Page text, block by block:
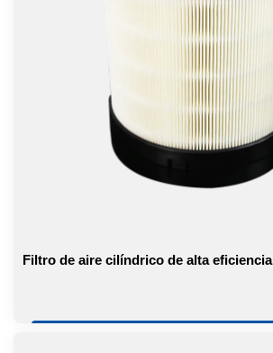
Filtro de aire cilíndrico de alta eficiencia